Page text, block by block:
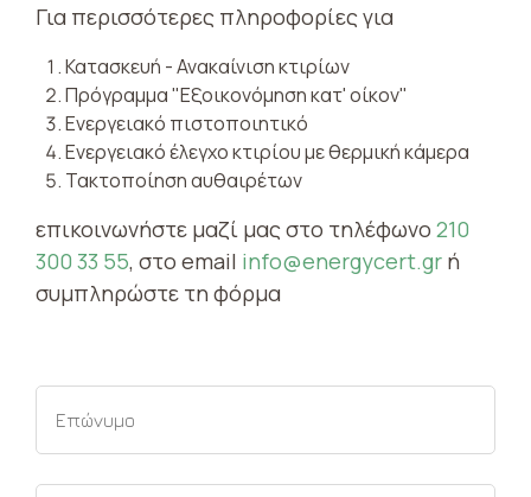
Για περισσότερες πληροφορίες για
Κατασκευή - Ανακαίνιση κτιρίων
Πρόγραμμα "Εξοικονόμηση κατ' οίκον"
Ενεργειακό πιστοποιητικό
Ενεργειακό έλεγχο κτιρίου με θερμική κάμερα
Τακτοποίηση αυθαιρέτων
επικοινωνήστε μαζί μας στο τηλέφωνο 210
300 33 55, στο email info@energycert.gr ή
συμπληρώστε τη φόρμα